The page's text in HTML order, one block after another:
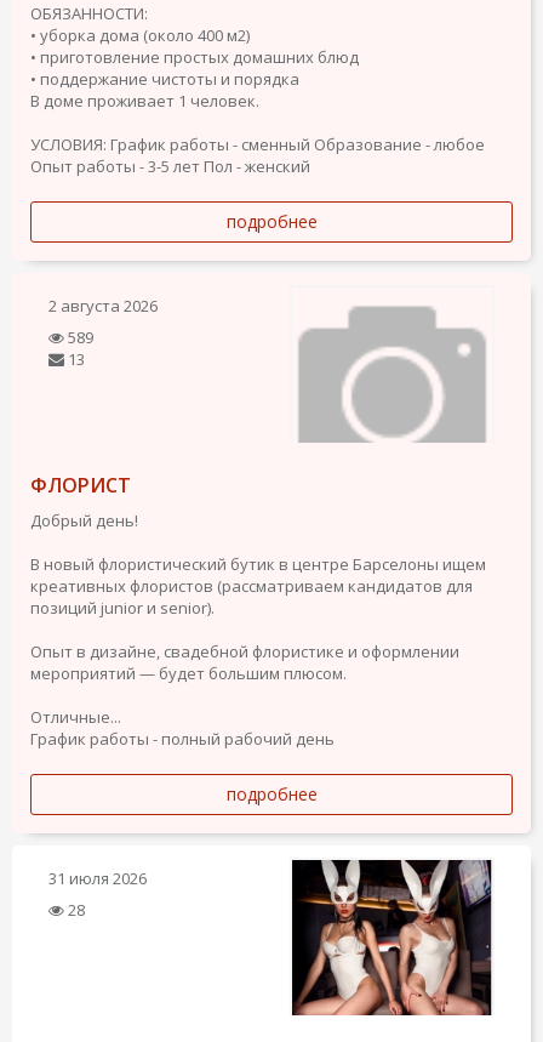
ОБЯЗАННОСТИ:
• уборка дома (около 400 м2)
• приготовление простых домашних блюд
• поддержание чистоты и порядка
В доме проживает 1 человек.
УСЛОВИЯ: График работы - сменный Образование - любое
Опыт работы - 3-5 лет Пол - женский
подробнее
2 августа 2026
589
13
ФЛОРИСТ
Добрый день!
В новый флористический бутик в центре Барселоны ищем
креативных флористов (рассматриваем кандидатов для
позиций junior и senior).
Опыт в дизайне, свадебной флористике и оформлении
мероприятий — будет большим плюсом.
Отличные...
График работы - полный рабочий день
подробнее
31 июля 2026
28